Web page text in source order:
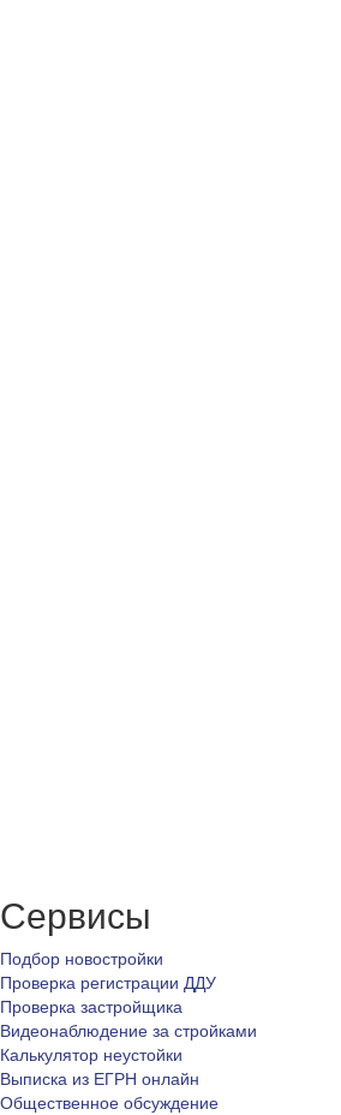
Сервисы
Подбор новостройки
Проверка регистрации ДДУ
Проверка застройщика
Видеонаблюдение за стройками
Калькулятор неустойки
Выписка из ЕГРН онлайн
Общественное обсуждение